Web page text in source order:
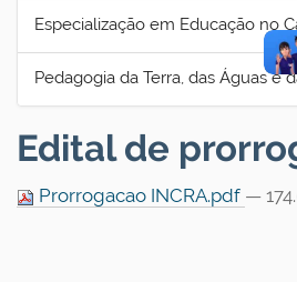
Especialização em Educação no
Pedagogia da Terra, das Águas e
Edital de
Prorrogacao INCRA.pdf —